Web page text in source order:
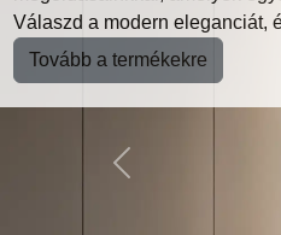
Previous
Válaszd a modern eleganciát,
Tovább a termékekre